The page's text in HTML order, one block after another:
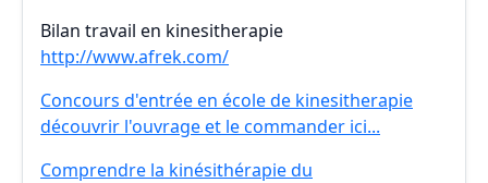
Bilan travail en kinesitherapie
http://www.afrek.com/
Concours d'entrée en école de kinesitherapie
découvrir l'ouvrage et le commander ici...
Comprendre la kinésithérapie du